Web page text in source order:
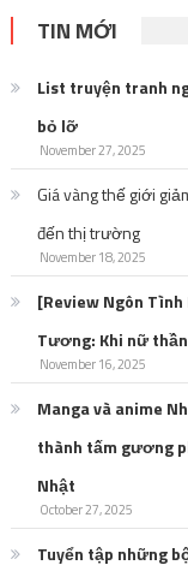
TIN MỚI
List truyện tranh
bỏ lỡ
November 27, 2025
Giá vàng thế giới
đến thị trường
November 18, 2025
[Review Ngôn Tình
Tương: Khi nữ
November 16, 2025
Manga và anime
thành tấm gương
Nhật
October 27, 2025
Tuyển tập những